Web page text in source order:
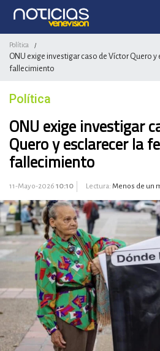
Política /
ONU exige investigar caso de Víctor Quero y
fallecimiento
Política
ONU exige investigar
Quero y esclarecer la
fallecimiento
11-Mayo-2026 10:10 Lectura: Menos de un